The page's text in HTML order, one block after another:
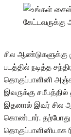
சில ஆண்டுகளுக்கு
படத்தில் நடித்த
தொகுப்பாளினி
இவருக்கு
இதனால் இவர் சில
கொண்டார்.
தொகுப்பாளினியாக